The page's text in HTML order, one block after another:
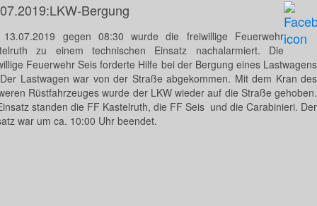
Bergung
gegen 08:30 wurde die freiwillige Feuerwehr
zu einem technischen Einsatz nachalarmiert. Die
Feuerwehr Seis forderte Hilfe bei der Bergung eines Lastwagens
Lastwagen war von der Straße abgekommen. Mit dem Kran des
Rüstfahrzeuges wurde der LKW wieder auf die Straße gehoben.
standen die FF Kastelruth, die FF Seis und die Carabinieri. Der
war um ca. 10:00 Uhr beendet.